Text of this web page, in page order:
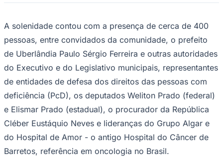
Libertadores
Copa América
Champions League
Premier League
La Liga
Bundesliga
Mundial 2026
Times - Ir direto
A solenidade contou com a presença de cerca de 400
pessoas, entre convidados da comunidade, o prefeito
de Uberlândia Paulo Sérgio Ferreira e outras autoridades
do Executivo e do Legislativo municipais, representantes
de entidades de defesa dos direitos das pessoas com
deficiência (PcD), os deputados Weliton Prado (federal)
e Elismar Prado (estadual), o procurador da República
Cléber Eustáquio Neves e lideranças do Grupo Algar e
do Hospital de Amor - o antigo Hospital do Câncer de
Barretos, referência em oncologia no Brasil.